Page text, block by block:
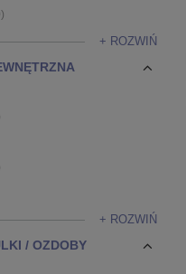
+ ROZWIŃ
+ ROZWIŃ
/ OZDOBY